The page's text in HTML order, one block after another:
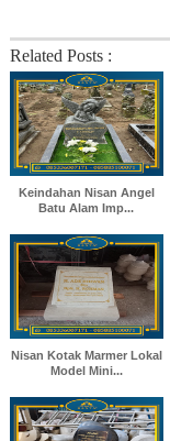
Related Posts :
Keindahan Nisan Angel
Batu Alam Imp...
Nisan Kotak Marmer Lokal
Model Mini...